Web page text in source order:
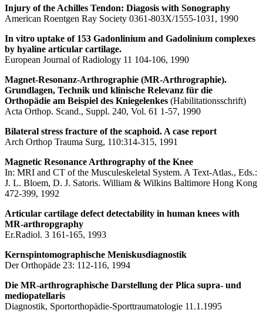
Injury of the Achilles Tendon: Diagosis with Sonography
American Roentgen Ray Society 0361-803X/1555-1031, 1990
In vitro uptake of 153 Gadonlinium and Gadolinium complexes
by hyaline articular cartilage.
European Journal of Radiology 11 104-106, 1990
Magnet-Resonanz-Arthrographie (MR-Arthrographie).
Grundlagen, Technik und klinische Relevanz für die
Orthopädie am Beispiel des Kniegelenkes (Habilitationsschrift)
Acta Orthop. Scand., Suppl. 240, Vol. 61 1-57, 1990
Bilateral stress fracture of the scaphoid. A case report
Arch Orthop Trauma Surg, 110:314-315, 1991
Magnetic Resonance Arthrography of the Knee
In: MRI and CT of the Musculeskeletal System. A Text-Atlas., Eds.:
J. L. Bloem, D. J. Satoris. William & Wilkins Baltimore Hong Kong
472-399, 1992
Articular cartilage defect detectability in human knees with
MR-arthropgraphy
Er.Radiol. 3 161-165, 1993
Kernspintomographische Meniskusdiagnostik
Der Orthopäde 23: 112-116, 1994
Die MR-arthrographische Darstellung der Plica supra- und
mediopatellaris
Diagnostik, Sportorthopädie-Sporttraumatologie 11.1.1995